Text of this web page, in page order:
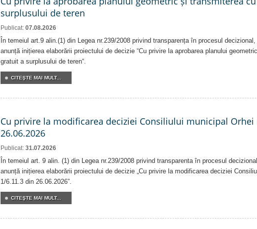
surplusului de teren
Publicat: 07.08.2026
În temeiul art.9 alin.(1) din Legea nr.239/2008 privind transparența în procesul
anunță inițierea elaborării proiectului de decizie “Cu privire la aprobarea planului
gratuit a surplusului de teren“.
CITEŞTE MAI MULT...
Cu privire la modificarea deciziei Consiliului municipal Orhei
26.06.2026
Publicat: 31.07.2026
În temeiul art. 9 alin. (1) din Legea nr.239/2008 privind transparenta în procesul
anunță inițierea elaborării proiectului de decizie „Cu privire la modificarea deciziei
1/6.11.3 din 26.06.2026”.
CITEŞTE MAI MULT...